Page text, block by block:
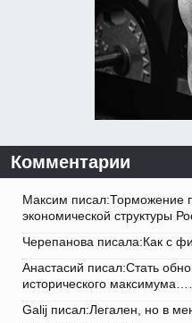
Комментарии
Максим писал:Торможение
экономической структуры
Черепанова писала:Как с
Анастасий писал:Стать
исторического
Galij писал:Легален, но в